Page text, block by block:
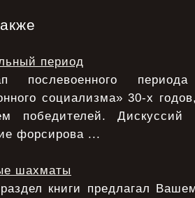
период
послевоенного
социализма» 30-х
победителей.
форсирова ...
шахматы
книги предлагал